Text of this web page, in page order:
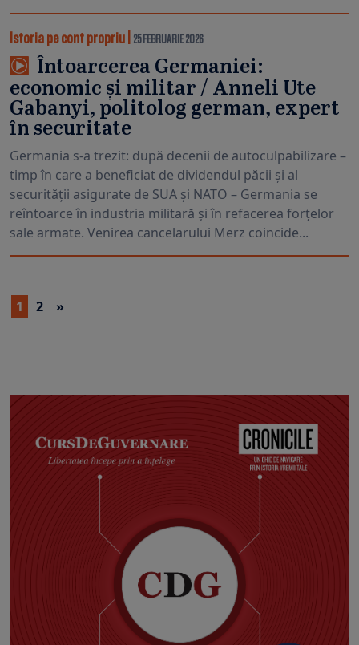
Istoria pe cont propriu 25 FEBRUARIE 2026
Întoarcerea Germaniei:
economic și militar / Anneli Ute
Gabanyi, politolog german, expert
în securitate
Germania s-a trezit: după decenii de autoculpabilizare –
timp în care a beneficiat de dividendul păcii și al
securității asigurate de SUA și NATO – Germania se
reîntoarce în industria militară și în refacerea forțelor
sale armate. Venirea cancelarului Merz coincide...
1 2 »